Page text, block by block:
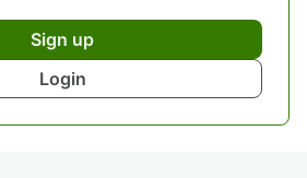
Sign up
Login